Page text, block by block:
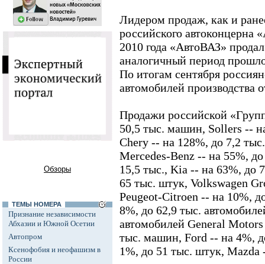
Обзоры
ТЕМЫ НОМЕРА
Признание независимости
Абхазии и Южной Осетии
Автопром
Ксенофобия и неофашизм в
России
Лидером продаж, как и
российского автоконцерна
2010 года «АвтоВАЗ»
аналогичный период
По итогам сентября
автомобилей производства
Продажи российской
50,5 тыс. машин, Sollers --
Chery -- на 128%, до 7,2
Mercedes-Benz -- на 55%,
15,5 тыс., Kia -- на 63%, до
65 тыс. штук, Volkswagen
Peugeot-Citroen -- на 10%,
8%, до 62,9 тыс.
автомобилей General
тыс. машин, Ford -- на 4%,
1%, до 51 тыс. штук,